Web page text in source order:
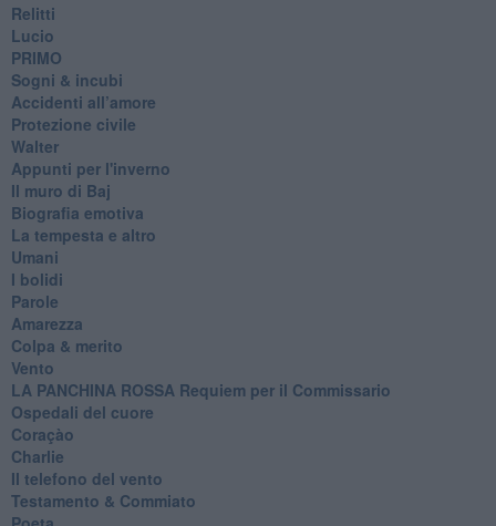
Relitti
Lucio
PRIMO
Sogni & incubi
Accidenti all’amore
Protezione civile
Walter
Appunti per l'inverno
Il muro di Baj
Biografia emotiva
La tempesta e altro
Umani
I bolidi
Parole
Amarezza
Colpa & merito
Vento
​LA PANCHINA ROSSA Requiem per il Commissario
Ospedali del cuore
Coraçào
Charlie
Il telefono del vento
Testamento & Commiato